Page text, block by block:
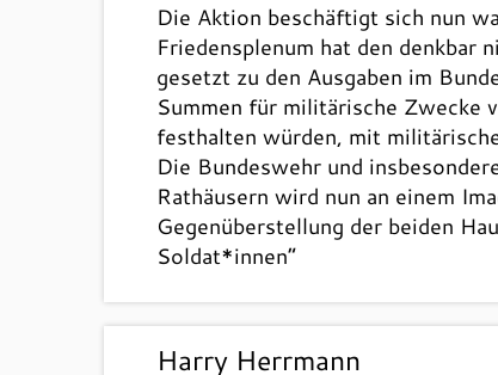
Die Aktion beschäftigt sich nun
Friedensplenum hat den
gesetzt zu den Ausgaben im
Summen für militärische Zwecke
festhalten würden, mit
Die Bundeswehr und
Rathäusern wird nun an einem
Gegenüberstellung der beiden
Soldat*innen“
Harry Herrmann